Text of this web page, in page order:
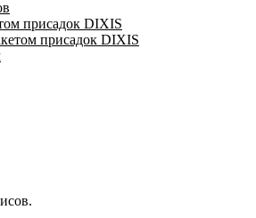
присадок DIXIS
присадок DIXIS